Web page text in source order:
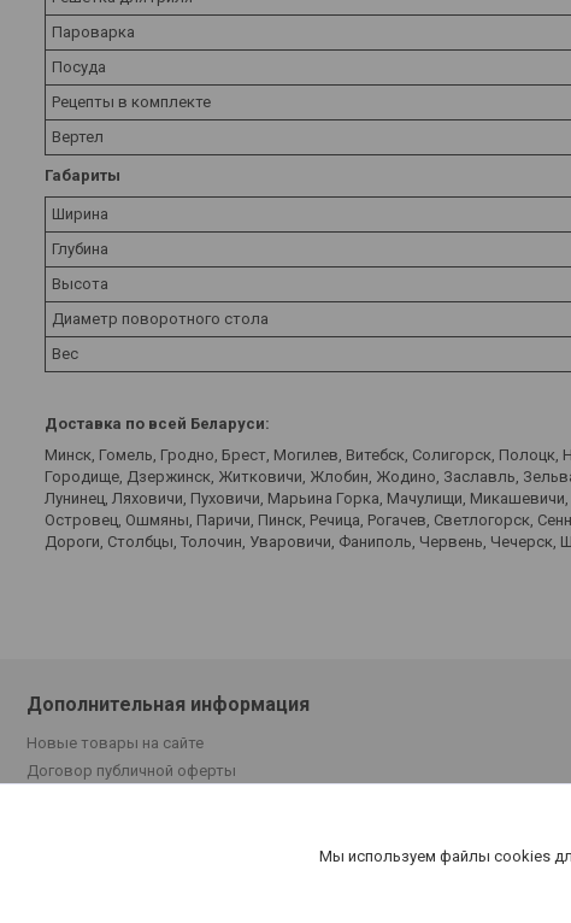
Пароварка
Посуда
Рецепты в комплекте
Вертел
Габариты
Ширина
Глубина
Высота
Диаметр поворотного стола
Вес
Доставка по всей Беларуси:
Минск, Гомель, Гродно, Брест, Могилев, Витебск, Солигорск,
Городище, Дзержинск, Житковичи, Жлобин, Жодино, Заславль,
Лунинец, Ляховичи, Пуховичи, Марьина Горка, Мачулищи,
Островец, Ошмяны, Паричи, Пинск, Речица, Рогачев, Светлогорск,
Дороги, Столбцы, Толочин, Уваровичи, Фаниполь, Червень, Чечерск,
Дополнительная информация
Новые товары на сайте
Договор публичной оферты
Мы используем файлы cookies